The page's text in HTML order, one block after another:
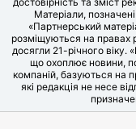
Матеріали,
«Партнерський
розміщуються на правах
досягли 21-річного віку.
що охоплює новини,
компаній, базуються на
які редакція не несе
©